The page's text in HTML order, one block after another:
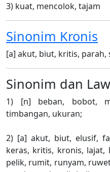
3) kuat, mencolok, tajam
Sinonim Kronis
[a] akut, biut, kritis, parah,
Sinonim dan
1) [n] beban, bobot,
timbangan, ukuran;
2) [a] akut, biut, elusif,
keras, kritis, kronis, lajat,
pelik, rumit, runyam,